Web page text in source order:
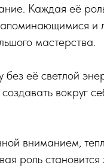
Каждая её
мастерства.
её светлой
вокруг
вниманием,
роль